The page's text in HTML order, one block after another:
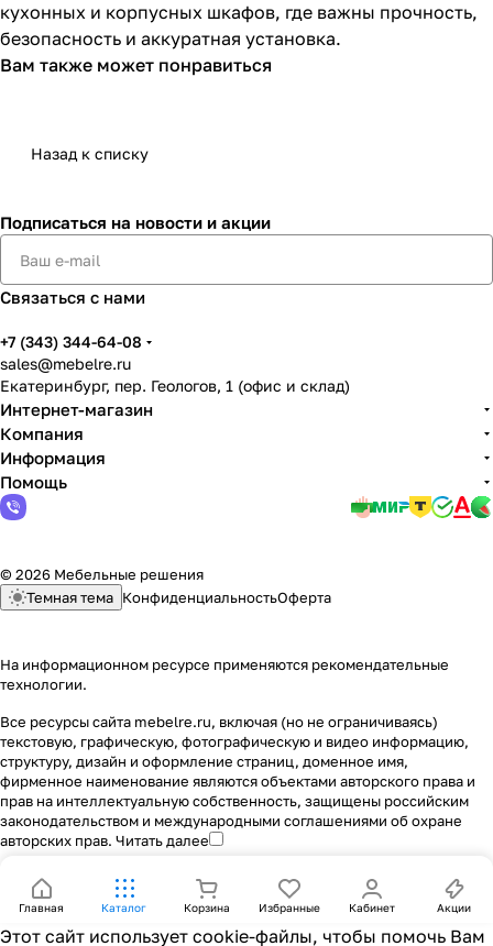
кухонных и корпусных шкафов, где важны прочность,
безопасность и аккуратная установка.
Вам также может понравиться
Назад к списку
Подписаться на новости и акции
Связаться с нами
+7 (343) 344-64-08
sales@mebelre.ru
Екатеринбург, пер. Геологов, 1 (офис и склад)
Интернет-магазин
Компания
Информация
Помощь
© 2026 Мебельные решения
Темная тема КонфиденциальностьОферта
На информационном ресурсе применяются рекомендательные
технологии.
Все ресурсы сайта mebelre.ru, включая (но не ограничиваясь)
текстовую, графическую, фотографическую и видео информацию,
структуру, дизайн и оформление страниц, доменное имя,
фирменное наименование являются объектами авторского права и
прав на интеллектуальную собственность, защищены российским
законодательством и международными соглашениями об охране
авторских прав. Читать далее
Главная Каталог Корзина Избранные Кабинет Акции
Этот сайт использует cookie-файлы, чтобы помочь Вам